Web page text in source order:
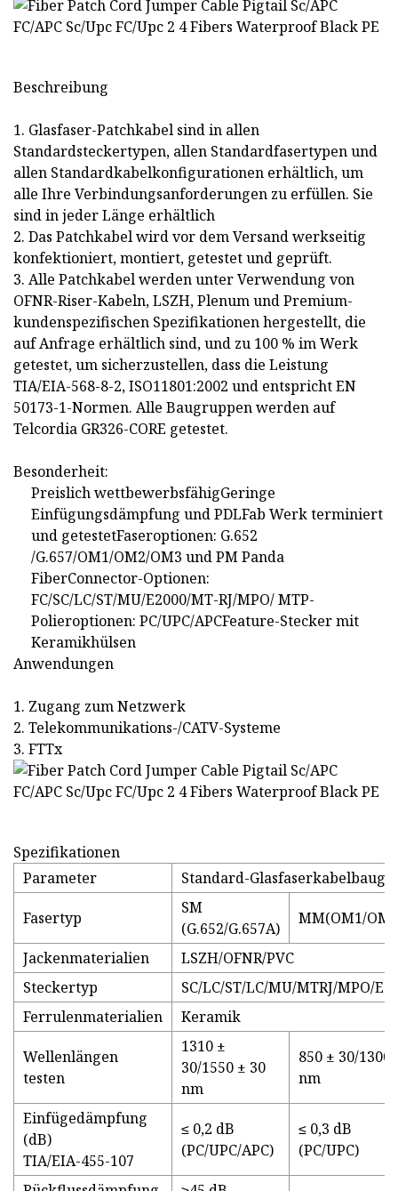
Beschreibung
1. Glasfaser-Patchkabel sind in allen
Standardsteckertypen, allen Standardfasertypen und
allen Standardkabelkonfigurationen erhältlich, um
alle Ihre Verbindungsanforderungen zu erfüllen. Sie
sind in jeder Länge erhältlich
2. Das Patchkabel wird vor dem Versand werkseitig
konfektioniert, montiert, getestet und geprüft.
3. Alle Patchkabel werden unter Verwendung von
OFNR-Riser-Kabeln, LSZH, Plenum und Premium-
kundenspezifischen Spezifikationen hergestellt, die
auf Anfrage erhältlich sind, und zu 100 % im Werk
getestet, um sicherzustellen, dass die Leistung
TIA/EIA-568-8-2, ISO11801:2002 und entspricht EN
50173-1-Normen. Alle Baugruppen werden auf
Telcordia GR326-CORE getestet.
Besonderheit:
Preislich wettbewerbsfähigGeringe
Einfügungsdämpfung und PDLFab Werk terminiert
und getestetFaseroptionen: G.652
/G.657/OM1/OM2/OM3 und PM Panda
FiberConnector-Optionen:
FC/SC/LC/ST/MU/E2000/MT-RJ/MPO/ MTP-
Polieroptionen: PC/UPC/APCFeature-Stecker mit
Keramikhülsen
Anwendungen
1. Zugang zum Netzwerk
2. Telekommunikations-/CATV-Systeme
3. FTTx
Spezifikationen
Parameter
Standard-
Fasertyp
SM
(G.652/G.657A)
MM(OM1/
Jackenmaterialien
LSZH/OFNR/PVC
Steckertyp
SC/LC/ST/LC/MU/MTRJ/MPO/
Ferrulenmaterialien
Keramik
Wellenlängen
testen
1310 ±
30/1550 ± 30
nm
850 ± 30/1300
nm
Einfügedämpfung
(dB)
TIA/EIA-455-107
≤ 0,2 dB
(PC/UPC/APC)
≤ 0,3 dB
(PC/UPC)